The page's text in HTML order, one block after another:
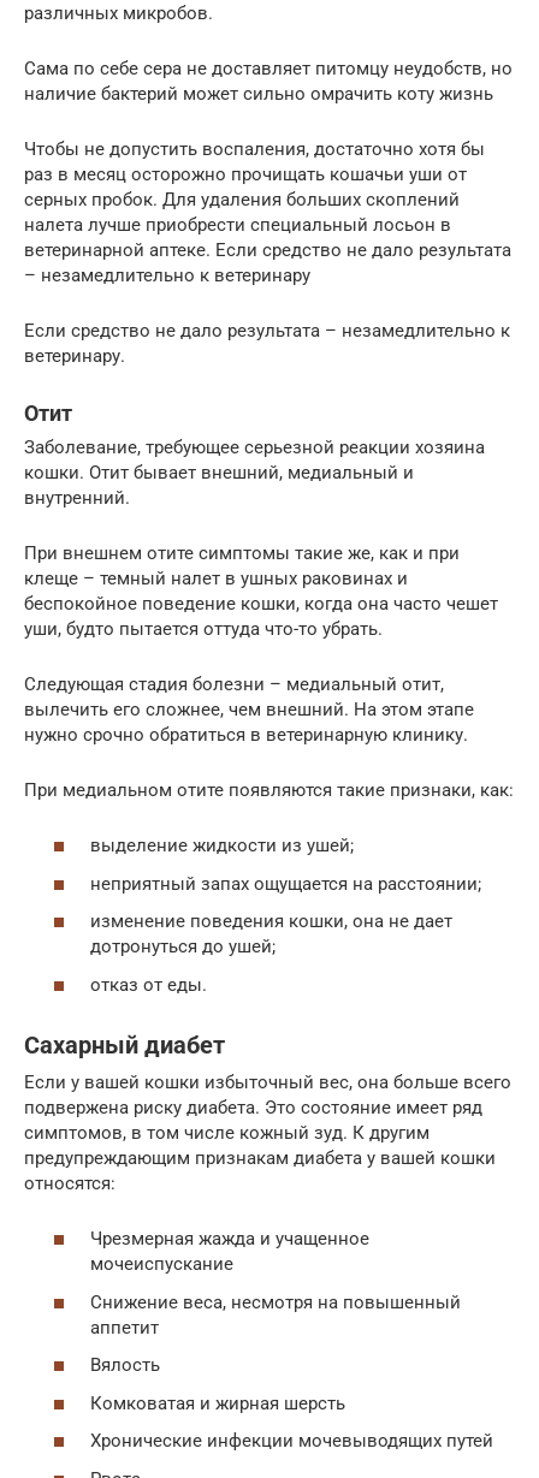
различных микробов.
Сама по себе сера не доставляет питомцу неудобств, но
наличие бактерий может сильно омрачить коту жизнь
Чтобы не допустить воспаления, достаточно хотя бы
раз в месяц осторожно прочищать кошачьи уши от
серных пробок. Для удаления больших скоплений
налета лучше приобрести специальный лосьон в
ветеринарной аптеке. Если средство не дало результата
– незамедлительно к ветеринару
Если средство не дало результата – незамедлительно к
ветеринару.
Отит
Заболевание, требующее серьезной реакции хозяина
кошки. Отит бывает внешний, медиальный и
внутренний.
При внешнем отите симптомы такие же, как и при
клеще – темный налет в ушных раковинах и
беспокойное поведение кошки, когда она часто чешет
уши, будто пытается оттуда что-то убрать.
Следующая стадия болезни – медиальный отит,
вылечить его сложнее, чем внешний. На этом этапе
нужно срочно обратиться в ветеринарную клинику.
При медиальном отите появляются такие признаки, как:
выделение жидкости из ушей;
неприятный запах ощущается на расстоянии;
изменение поведения кошки, она не дает
дотронуться до ушей;
отказ от еды.
Сахарный диабет
Если у вашей кошки избыточный вес, она больше всего
подвержена риску диабета. Это состояние имеет ряд
симптомов, в том числе кожный зуд. К другим
предупреждающим признакам диабета у вашей кошки
относятся:
Чрезмерная жажда и учащенное
мочеиспускание
Снижение веса, несмотря на повышенный
аппетит
Вялость
Комковатая и жирная шерсть
Хронические инфекции мочевыводящих путей